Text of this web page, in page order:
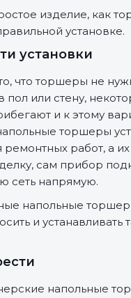
изделие, как
установке.
установки
что торшеры не
пол или стену,
и к этому
торшеры
работ, а
сам прибор
сеть напрямую.
напольные
и устанавливать
напольные